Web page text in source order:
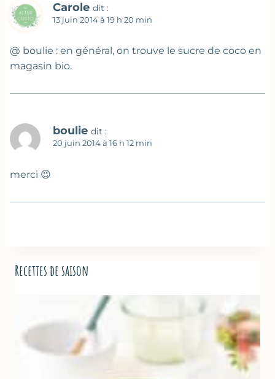
Carole dit :
13 juin 2014 à 19 h 20 min
@ boulie : en général, on trouve le sucre de coco en
magasin bio.
boulie dit :
20 juin 2014 à 16 h 12 min
merci 😉
Recettes de saison